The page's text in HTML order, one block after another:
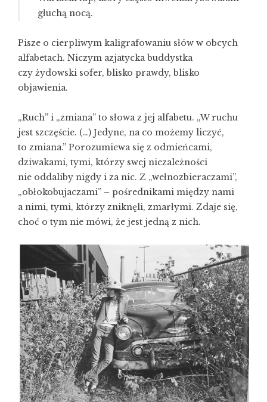
głuchą nocą.
Pisze o cierpliwym kaligrafowaniu słów w obcych
alfabetach. Niczym azjatycka buddystka
czy żydowski sofer, blisko prawdy, blisko
objawienia.
„Ruch” i „zmiana” to słowa z jej alfabetu. „W ruchu
jest szczęście. (…) Jedyne, na co możemy liczyć,
to zmiana.” Porozumiewa się z odmieńcami,
dziwakami, tymi, którzy swej niezależności
nie oddaliby nigdy i za nic. Z „wełnozbieraczami”,
„obłokobujaczami” – pośrednikami między nami
a nimi, tymi, którzy zniknęli, zmarłymi. Zdaje się,
choć o tym nie mówi, że jest jedną z nich.